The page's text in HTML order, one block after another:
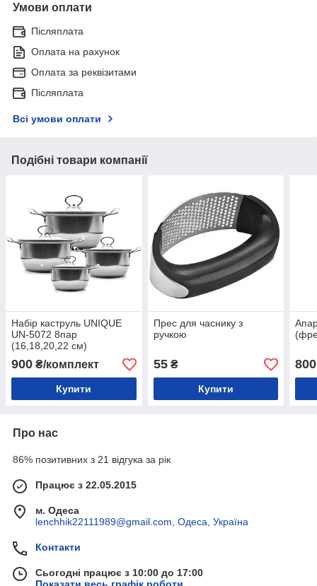
Умови оплати
Післяплата
Оплата на рахунок
Оплата за реквізитами
Післяплата
Всі умови оплати
Подібні товари компанії
Набір каструль UNIQUE
UN-5072 8пар
(16,18,20,22 см)
900 ₴/комплект
Купити
Прес для часнику з
ручкою
55₴
Купити
800
Про нас
86% позитивних з 21 відгука за рік
Працює з 22.05.2015
м. Одеса
lenchhik22111989@gmail.com, Одеса, Україна
Контакти
Сьогодні працює з 10:00 до 17:00